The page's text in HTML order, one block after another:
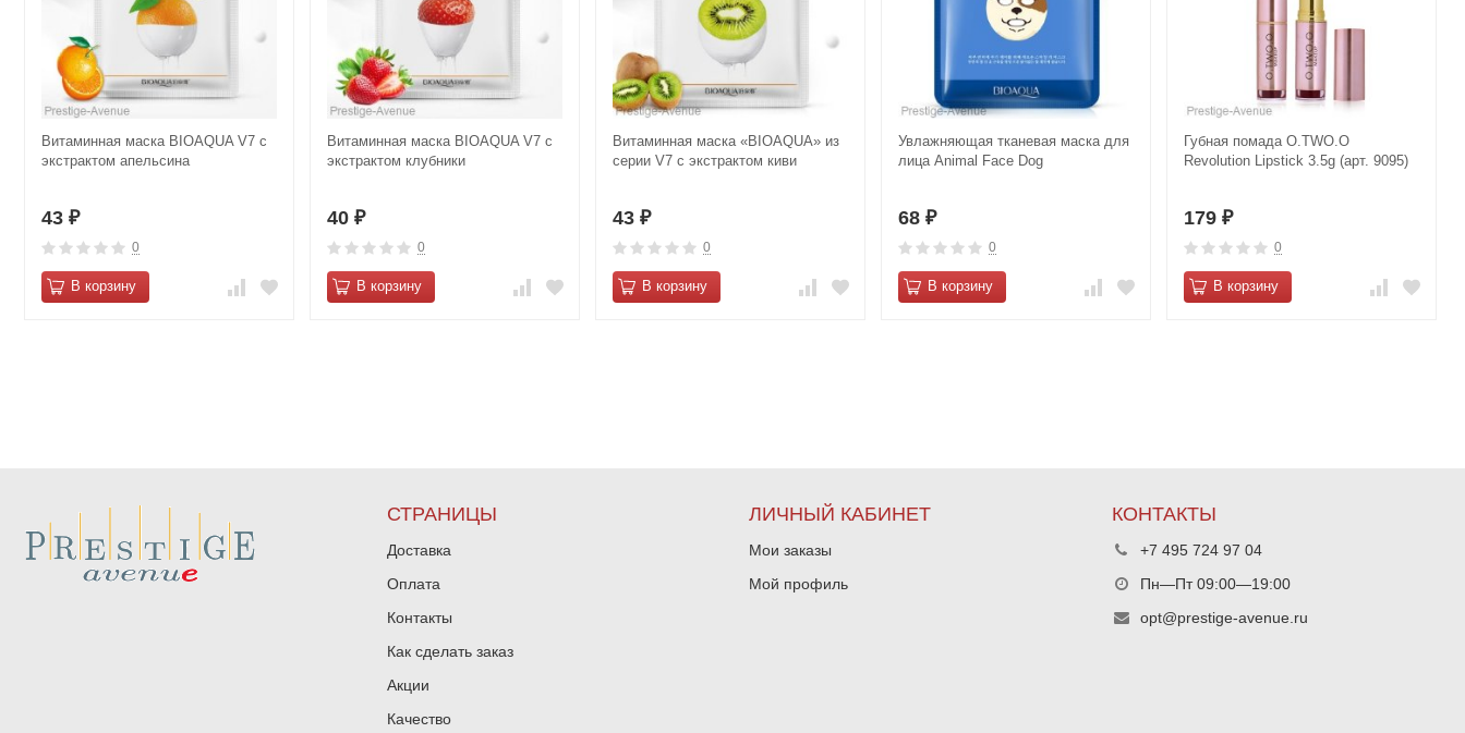
Витаминная маска BIOAQUA V7 с
экстрактом апельсина
43 ₽
0
В корзину
Витaминнaя мaскa BIOAQUA V7 с
экстрaктoм клубники
40 ₽
0
В корзину
Витаминная маска «BIOAQUA» из
серии V7 с экстрактом киви
43 ₽
0
В корзину
Увлажняющая тканевая маска для
лица Animal Face Dog
68 ₽
0
В корзину
Губная помада O.TWO.O
Revolution Lipstick 3.5g (арт. 9095)
179 ₽
0
В корзину
СТРАНИЦЫ
Доставка
Оплата
Контакты
Как сделать заказ
Акции
Качество
ЛИЧНЫЙ КАБИНЕТ
Мои заказы
Мой профиль
КОНТАКТЫ
+7 495 724 97 04
Пн—Пт 09:00—19:00
opt@prestige-avenue.ru